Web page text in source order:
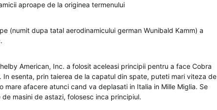
aproape de la originea termenului
(numit dupa tatal aerodinamicului german Wunibald Kamm) a
American, Inc. a folosit aceleasi principii pentru a face Cobra
In esenta, prin taierea de la capatul din spate, puteti mari viteza de
mare afacere atunci cand va deplasati in Italia in Mille Miglia. Se
masini de astazi, folosesc inca principiul.